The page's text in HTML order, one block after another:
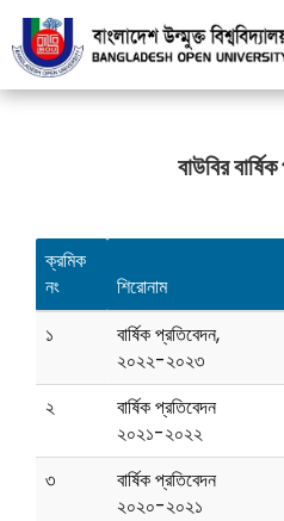
বাউবি উপাচার্যের পরিচয়ে
বাউবির
ক্রমিক
নং
শিরোনাম
১
বার্ষিক প্রতিবেদন,
২০২২-২০২৩
২
বার্ষিক প্রতিবেদন
২০২১-২০২২
৩
বার্ষিক প্রতিবেদন
২০২০-২০২১